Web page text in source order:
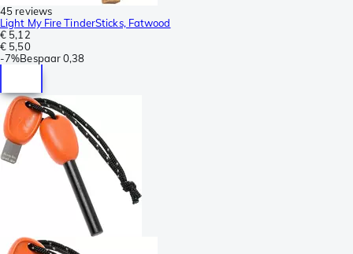
45 reviews
Light My Fire TinderSticks, Fatwood
€ 5,12
€ 5,50
-7%Bespaar0,38